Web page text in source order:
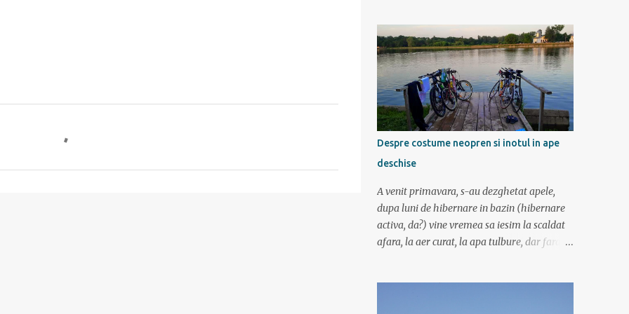
si mancare cat pentru 5 zile. In plus de ce ne-
am fi grabit cand era asa de frumos? :) Ziua I
Dupa tura de leneveala de la mare/delta se
cuvenea ceva tare la munte, la altitudine, la
aer curat. Si unde se putea mai sus decat in
Muntii Fagaras , cea mai lunga creasta
montana din Romania si cu cele mai inalte
trei varfuri: Moldoveanu, Negoiu si Vistea
Mare. Am planuit sa parcurgem toata
creasta in 5 zile, de la vest la est. In total 70
de km. De la orele de geografie din scoala ne
aminteam ca grupa Muntilor Fagaras se
intinde intre Turnu Rosu (pe Valea Oltului) si
unde luam trenul pret de jumatate de ora
Despre costume neopren si inotul in ape
deschise
A venit primavara, s-au dezghetat apele,
dupa luni de hibernare in bazin (hibernare
activa, da?) vine vremea sa iesim la scaldat
afara, la aer curat, la apa tulbure, dar fara